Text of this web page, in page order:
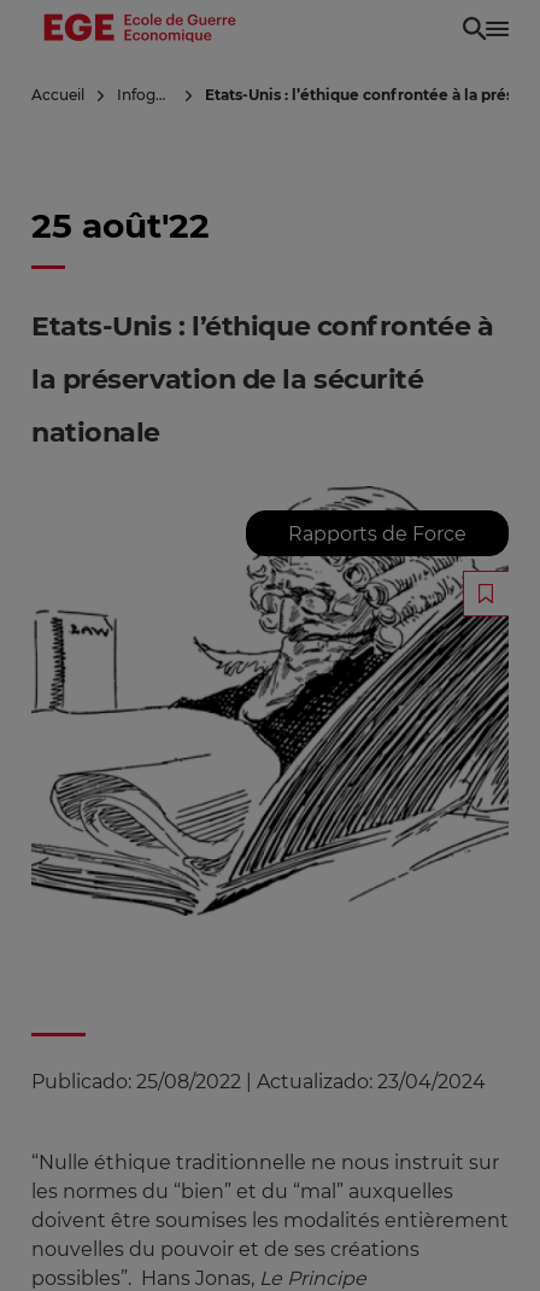
Aller
principal
Accueil Infoguerre Etats-Unis : l’éthique confrontée à la
25 août'22
Etats-Unis : l’éthique confrontée à
la préservation de la sécurité
nationale
Rapports de Force
Publicado: 25/08/2022 Actualizado: 23/04/2024
“Nulle éthique traditionnelle ne nous instruit sur
les normes du “bien” et du “mal” auxquelles
doivent être soumises les modalités entièrement
nouvelles du pouvoir et de ses créations
possibles”. Hans Jonas, Le Principe